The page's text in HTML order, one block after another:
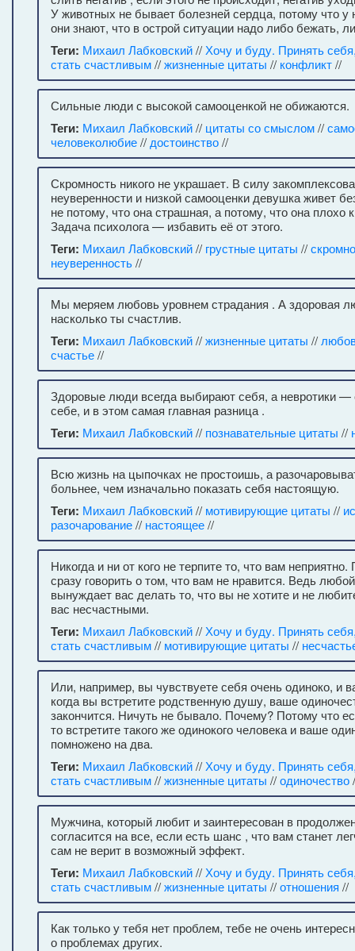
У животных не бывает болезней сердца, потому что у
они знают, что в острой ситуации надо либо бежать,
Теги: Михаил Лабковский// Хочу и буду. Принять
стать счастливым//жизненные цитаты // конфликт//
Сильные люди с высокой самооценкой не обижаются.
Теги: Михаил Лабковский// цитаты со смыслом//
человеколюбие// достоинство//
Скромность никого не украшает. В силу
неуверенности и низкой самооценки девушка живет
не потому, что она страшная, а потому, что она плохо
Задача психолога — избавить её от этого.
Теги: Михаил Лабковский// грустные цитаты //
неуверенность//
Мы меряем любовь уровнем страдания . А здоровая
насколько ты счастлив.
Теги: Михаил Лабковский//жизненные цитаты //
счастье//
Здоровые люди всегда выбирают себя, а невротики
себе, и в этом самая главная разница .
Теги: Михаил Лабковский// познавательные цитаты //
Всю жизнь на цыпочках не простоишь, а
больнее, чем изначально показать себя настоящую.
Теги: Михаил Лабковский// мотивирующие цитаты //
разочарование// настоящее//
Никогда и ни от кого не терпите то, что вам
сразу говорить о том, что вам не нравится. Ведь
вынуждает вас делать то, что вы не хотите и не
вас несчастными.
Теги: Михаил Лабковский// Хочу и буду. Принять
стать счастливым// мотивирующие цитаты //
Или, например, вы чувствуете себя очень одиноко, и
когда вы встретите родственную душу, ваше
закончится. Ничуть не бывало. Почему? Потому что
то встретите такого же одинокого человека и ваше
помножено на два.
Теги: Михаил Лабковский// Хочу и буду. Принять
стать счастливым//жизненные цитаты //одиночество
Мужчина, который любит и заинтересован в
согласится на все, если есть шанс , что вам станет
сам не верит в возможный эффект.
Теги: Михаил Лабковский// Хочу и буду. Принять
стать счастливым//жизненные цитаты //отношения //
Как только у тебя нет проблем, тебе не очень
о проблемах других.